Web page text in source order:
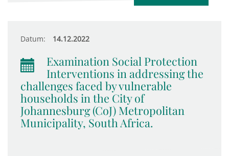
Datum: 14.12.2022
Examination Social Protection
Interventions in addressing the
challenges faced by vulnerable
households in the City of
Johannesburg (CoJ) Metropolitan
Municipality, South Africa.